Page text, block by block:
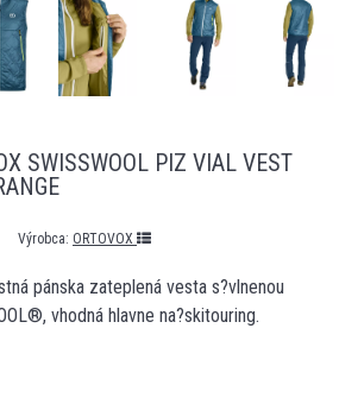
SWISSWOOL PIZ VIAL VEST
Výrobca: ORTOVOX
pánska zateplená vesta s?vlnenou
vhodná hlavne na?skitouring.